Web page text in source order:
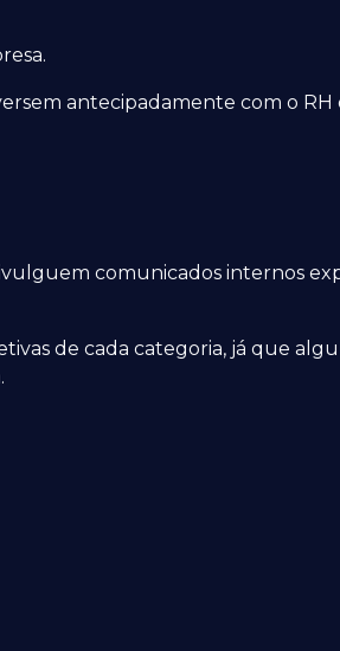
antecipadamente com o
comunicados internos
de cada categoria, já que